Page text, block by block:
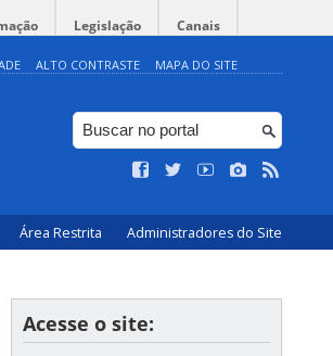
Legislação Canais
ALTO CONTRASTE MAPA DO SITE
Área Restrita Administradores do Site
Acesse o site: